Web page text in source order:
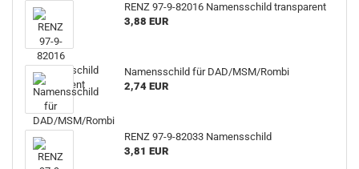
RENZ 97-9-82016 Namensschild transparent
3,88 EUR
Namensschild für DAD/MSM/Rombi
2,74 EUR
RENZ 97-9-82033 Namensschild
3,81 EUR